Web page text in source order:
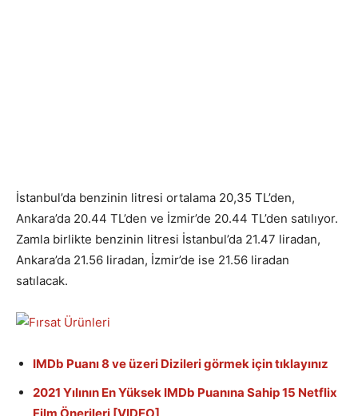
İstanbul’da benzinin litresi ortalama 20,35 TL’den,
Ankara’da 20.44 TL’den ve İzmir’de 20.44 TL’den satılıyor.
Zamla birlikte benzinin litresi İstanbul’da 21.47 liradan,
Ankara’da 21.56 liradan, İzmir’de ise 21.56 liradan
satılacak.
IMDb Puanı 8 ve üzeri Dizileri görmek için tıklayınız
2021 Yılının En Yüksek IMDb Puanına Sahip 15 Netflix